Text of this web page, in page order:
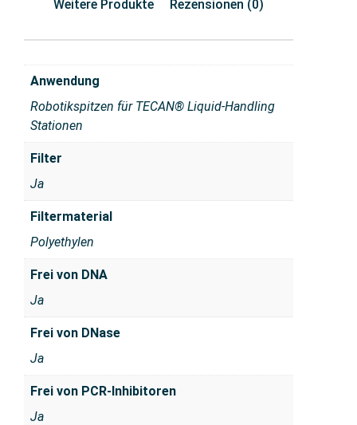
Weitere Produkte Rezensionen (0)
Anwendung
Robotikspitzen für TECAN® Liquid-Handling
Stationen
Filter
Ja
Filtermaterial
Polyethylen
Frei von DNA
Ja
Frei von DNase
Ja
Frei von PCR-Inhibitoren
Ja